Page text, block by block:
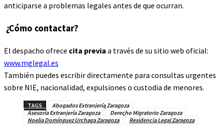
anticiparse a problemas legales antes de que ocurran.
¿Cómo contactar?
El despacho ofrece cita previa a través de su sitio web oficial:
www.mglegal.es
También puedes escribir directamente para consultas urgentes
sobre NIE, nacionalidad, expulsiones o custodia de menores.
TAGS
Abogados Extranjería Zaragoza
Asesoría Extranjería Zaragoza
Derecho Migratorio Zaragoza
Noelia Domínguez Urchaga Zaragoza
Residencia Legal Zaragoza